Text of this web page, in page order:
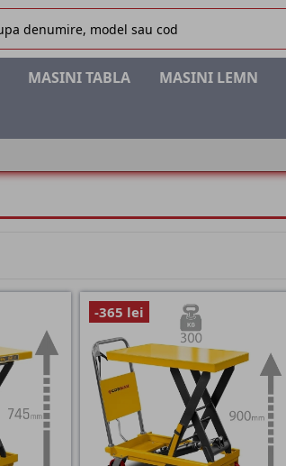
MASINI TABLA MASINI LEMN
-365 lei